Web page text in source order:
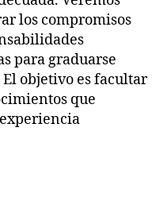
los compromisos
para graduarse
objetivo es facultar
que